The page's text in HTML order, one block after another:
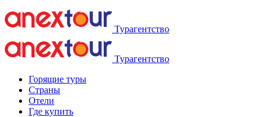
Турагентство
Турагентство
Горящие туры
Страны
Отели
Где купить